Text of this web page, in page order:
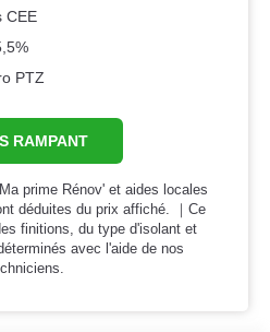
CEE
PTZ
RAMPANT
prime Rénov' et aides locales
déduites du prix affiché. ｜Ce
finitions, du type d'isolant et
avec l'aide de nos